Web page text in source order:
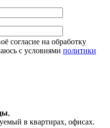
согласие на обработку
с условиями политики
,
в квартирах, офисах.